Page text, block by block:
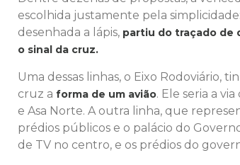
escolhida justamente pela
desenhada a lápis, partiu do traçado de
o sinal da cruz.
Uma dessas linhas, o Eixo Rodoviário,
cruz a forma de um avião. Ele seria a
e Asa Norte. A outra linha, que
prédios públicos e o palácio do
de TV no centro, e os prédios do